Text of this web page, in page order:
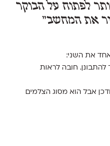
לפתוח על הבוקר
את המחשב"
את השני:
אבל הוא מסוג הצלמים